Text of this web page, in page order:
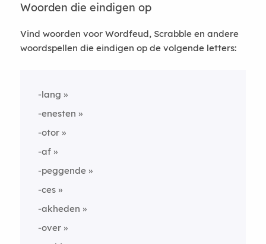
Woorden die eindigen op
Vind woorden voor Wordfeud, Scrabble en andere
woordspellen die eindigen op de volgende letters:
-lang
-enesten
-otor
-af
-peggende
-ces
-akheden
-over